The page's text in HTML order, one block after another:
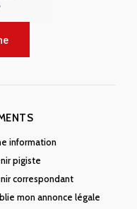
information
pigiste
correspondant
mon annonce légale